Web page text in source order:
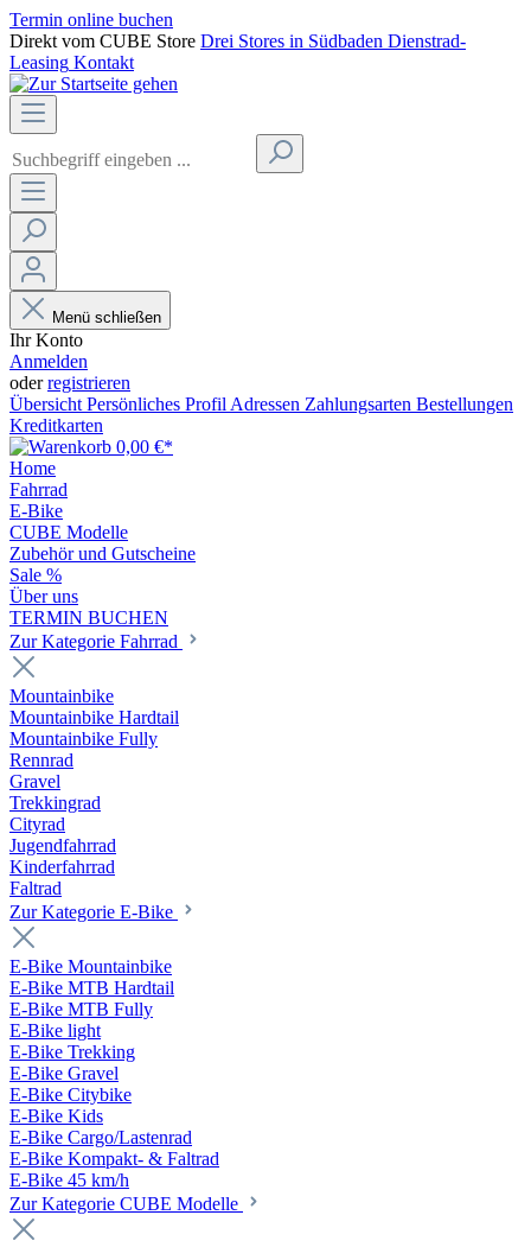
Termin online buchen
Direkt vom CUBE Store Drei Stores in Südbaden Dienstrad-
Leasing Kontakt
Menü schließen
Ihr Konto
Anmelden
oderregistrieren
Übersicht Persönliches Profil Adressen Zahlungsarten Bestellungen
Kreditkarten
0,00 €*
Home
Fahrrad
E-Bike
CUBE Modelle
Zubehör und Gutscheine
Sale %
Über uns
TERMIN BUCHEN
Zur Kategorie Fahrrad
Mountainbike
Mountainbike Hardtail
Mountainbike Fully
Rennrad
Gravel
Trekkingrad
Cityrad
Jugendfahrrad
Kinderfahrrad
Faltrad
Zur Kategorie E-Bike
E-Bike Mountainbike
E-Bike MTB Hardtail
E-Bike MTB Fully
E-Bike light
E-Bike Trekking
E-Bike Gravel
E-Bike Citybike
E-Bike Kids
E-Bike Cargo/Lastenrad
E-Bike Kompakt- & Faltrad
E-Bike 45 km/h
Zur Kategorie CUBE Modelle